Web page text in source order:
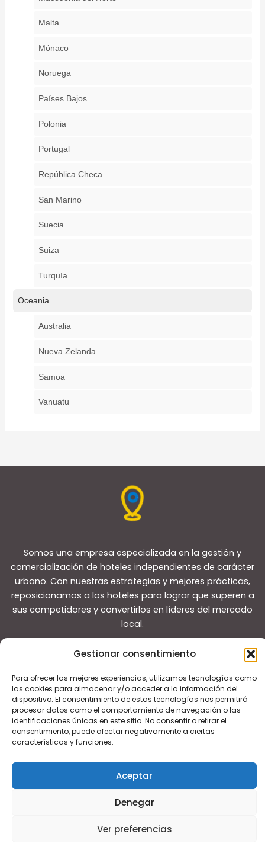
Gestionar consentimiento
Para ofrecer las mejores experiencias, utilizamos tecnologías como
las cookies para almacenar y/o acceder a la información del
dispositivo. El consentimiento de estas tecnologías nos permitirá
procesar datos como el comportamiento de navegación o las
identificaciones únicas en este sitio. No consentir o retirar el
consentimiento, puede afectar negativamente a ciertas
características y funciones.
Aceptar
Denegar
Ver preferencias
Malta
Mónaco
Noruega
Países Bajos
Polonia
Portugal
República Checa
San Marino
Suecia
Suiza
Turquía
Oceania
Australia
Nueva Zelanda
Samoa
Vanuatu
Somos una empresa especializada en la gestión y
comercialización de hoteles independientes de carácter
urbano. Con nuestras estrategias y mejores prácticas,
reposicionamos a los hoteles para lograr que superen a
sus competidores y convertirlos en líderes del mercado
local.
Copyright © 2026 Guías de viaje